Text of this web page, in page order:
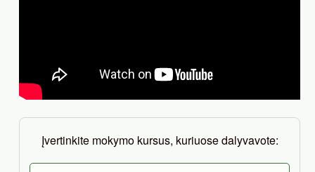
Įvertinkite mokymo kursus, kuriuose dalyvavote: